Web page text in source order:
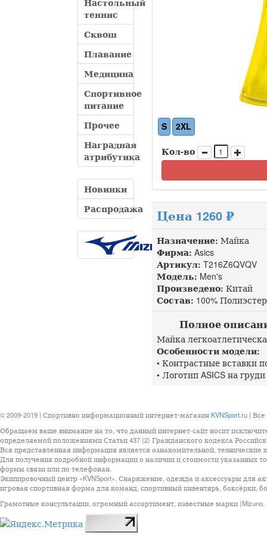
Настольный
теннис
Сквош
Плавание
Медицина
Спортивное
питание
Прочее
Наградная
атрибутика
Новинки
Распродажа
S 2XL
Кол-во
Цена 1260 ₽
Назначение: Майка
Фирма: Asics
Артикул: T216Z6QVQV
Модель: Men's
Произведено: Китай
Состав: 100%
Полное
Майка
Особенности модели:
• Контрастные вставки
• Логотип ASICS на груди
© 2009-2019 | Спортивно информационный интернет-магазин KVNSport.ru |
Обращаем ваше внимание на то, что данный интернет-сайт носит
определяемой положениями Статьи 437 (2) Гражданского кодекса
Вся представленная информация является ознакомительной, технические
Для получения подробной информации о наличии и стоимости указанных
формы связи или по телефонан.
Экипировочный центр «KVNSport». Снаряжение, одежда и аксессуары для
игровая спортивная форма для команд, спортивный инвентярь, боксёрки,
Грамотные консультации, огромный ассортимент, известные марки (Mizuno,